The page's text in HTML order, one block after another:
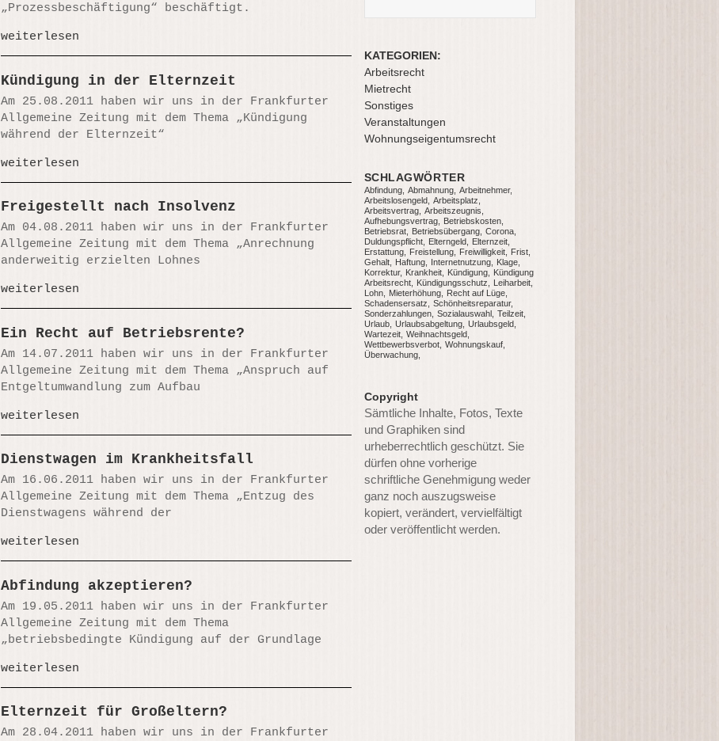
„Prozessbeschäftigung“ beschäftigt.
weiterlesen
Kündigung in der Elternzeit
Am 25.08.2011 haben wir uns in der Frankfurter
Allgemeine Zeitung mit dem Thema „Kündigung
während der Elternzeit“
weiterlesen
Freigestellt nach Insolvenz
Am 04.08.2011 haben wir uns in der Frankfurter
Allgemeine Zeitung mit dem Thema „Anrechnung
anderweitig erzielten Lohnes
weiterlesen
Ein Recht auf Betriebsrente?
Am 14.07.2011 haben wir uns in der Frankfurter
Allgemeine Zeitung mit dem Thema „Anspruch auf
Entgeltumwandlung zum Aufbau
weiterlesen
Dienstwagen im Krankheitsfall
Am 16.06.2011 haben wir uns in der Frankfurter
Allgemeine Zeitung mit dem Thema „Entzug des
Dienstwagens während der
weiterlesen
Abfindung akzeptieren?
Am 19.05.2011 haben wir uns in der Frankfurter
Allgemeine Zeitung mit dem Thema
„betriebsbedingte Kündigung auf der Grundlage
weiterlesen
Elternzeit für Großeltern?
Am 28.04.2011 haben wir uns in der Frankfurter
c
h
f
o
r
:
KATEGORIEN:
Arbeitsrecht
Mietrecht
Sonstiges
Veranstaltungen
Wohnungseigentumsrecht
SCHLAGWÖRTER
Abfindung Abmahnung
Arbeitnehmer
Arbeitslosengeld
Arbeitsplatz
Arbeitsvertrag
Arbeitszeugnis
Aufhebungsvertrag
Betriebskosten
Betriebsrat
Betriebsübergang
Corona
Duldungspflicht
Elterngeld
Elternzeit
Erstattung
Freistellung Freiwilligkeit
Frist
Gehalt
Haftung Internetnutzung
Klage
Korrektur
Krankheit Kündigung
Kündigung
Arbeitsrecht
Kündigungsschutz
Leiharbeit
Lohn
Mieterhöhung
Recht auf Lüge
Schadensersatz
Schönheitsreparatur
Sonderzahlungen
Sozialauswahl
Teilzeit
Urlaub
Urlaubsabgeltung
Urlaubsgeld
Wartezeit
Weihnachtsgeld
Wettbewerbsverbot
Wohnungskauf
Überwachung
Copyright
Sämtliche Inhalte, Fotos, Texte
und Graphiken sind
urheberrechtlich geschützt. Sie
dürfen ohne vorherige
schriftliche Genehmigung weder
ganz noch auszugsweise
kopiert, verändert, vervielfältigt
oder veröffentlicht werden.